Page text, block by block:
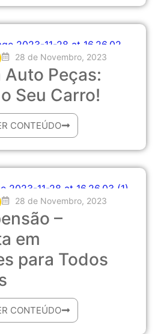
28 de Novembro, 2023
Peças:
Seu Carro!
CONTEÚDO
28 de Novembro, 2023
–
em
para Todos
CONTEÚDO